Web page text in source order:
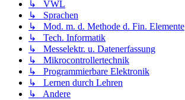
↳ VWL
↳ Sprachen
↳ Mod. m. d. Methode d. Fin. Elemente
↳ Tech. Informatik
↳ Messelektr. u. Datenerfassung
↳ Mikrocontrollertechnik
↳ Programmierbare Elektronik
↳ Lernen durch Lehren
↳ Andere